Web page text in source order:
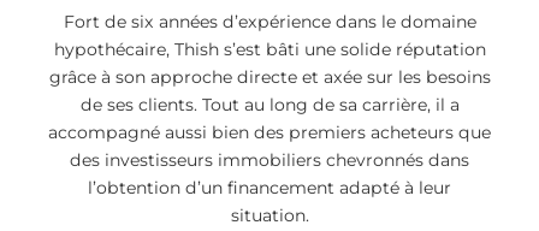
Fort de six années d’expérience dans le domaine
hypothécaire, Thish s’est bâti une solide réputation
grâce à son approche directe et axée sur les besoins
de ses clients. Tout au long de sa carrière, il a
accompagné aussi bien des premiers acheteurs que
des investisseurs immobiliers chevronnés dans
l’obtention d’un financement adapté à leur
situation.